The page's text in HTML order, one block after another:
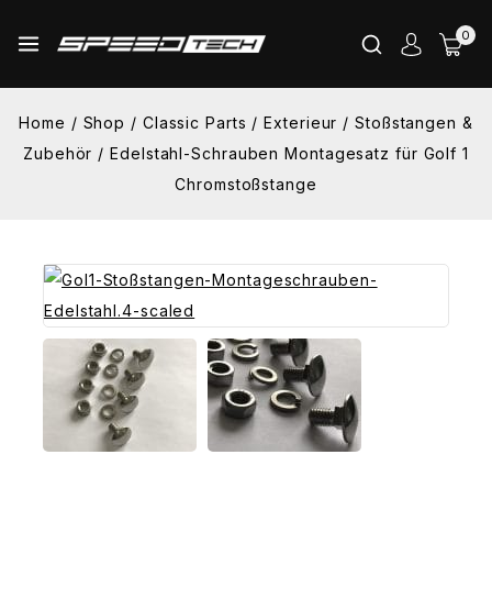
0
Home / Shop / Classic Parts / Exterieur / Stoßstangen &
Zubehör / Edelstahl-Schrauben Montagesatz für Golf 1
Chromstoßstange